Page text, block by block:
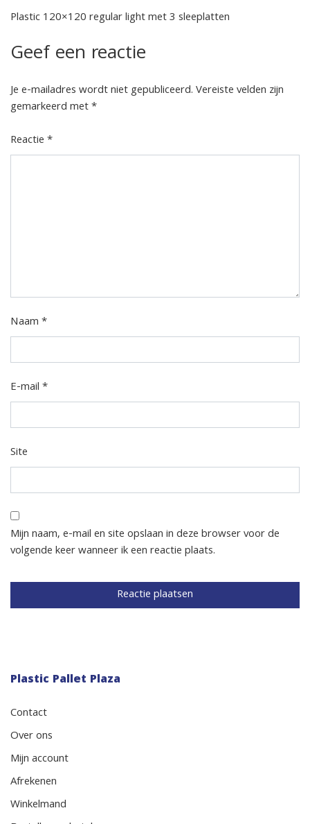
Plastic 120×120 regular light met 3 sleeplatten
Geef een reactie
Je e-mailadres wordt niet gepubliceerd.Vereiste velden zijn
gemarkeerd met*
Reactie*
Naam*
E-mail*
Site
Mijn naam, e-mail en site opslaan in deze browser voor de
volgende keer wanneer ik een reactie plaats.
Plastic Pallet Plaza
Contact
Over ons
Mijn account
Afrekenen
Winkelmand